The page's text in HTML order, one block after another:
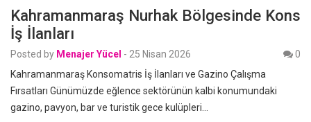
Kahramanmaraş Nurhak Bölgesinde Kons
İş İlanları
Posted by Menajer Yücel - 25 Nisan 2026
0
Kahramanmaraş Konsomatris İş İlanları ve Gazino Çalışma
Fırsatları Günümüzde eğlence sektörünün kalbi konumundaki
gazino, pavyon, bar ve turistik gece kulüpleri…